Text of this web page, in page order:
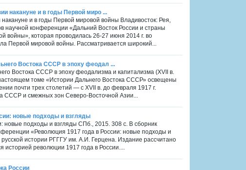
накануне и в годы Первой миро ...
и в годы Первой мировой войны Владивосток: Рея,
научной конференции «Дальний Восток России и страны
войны», которая проводилась 26-27 июня 2014 г. во
Первой мировой войны. Рассматривается широкий...
Востока СССР в эпоху феодал ...
Востока СССР в эпоху феодализма и капитализма (XVII в.
томе «Истории Дальнего Востока СССР» освещены
почти трех столетий — с XVII в. до февраля 1917 г.
СССР и смежных зон Северо-Восточной Азии...
новые подходы и взгляды
новые подходы и взгляды СПб., 2015. 308 с. В сборник
«Революция 1917 года в России: новые подходы и
истории РГГГУ им. А.И. Герцена. Издание рассчитано
революции 1917 года в России....
России